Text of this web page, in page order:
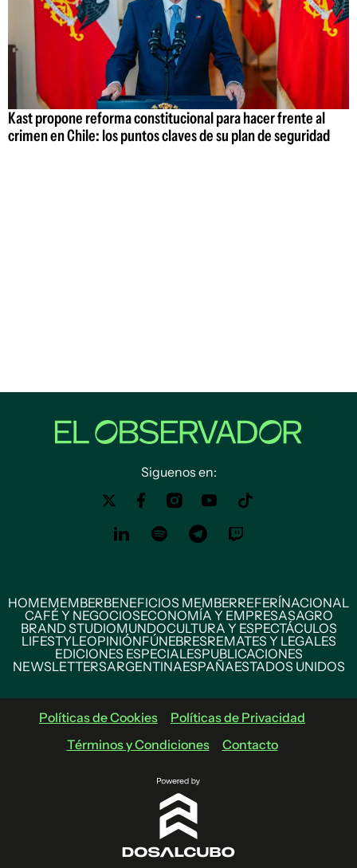
Kast propone reforma constitucional para hacer frente al
crimen en Chile: los puntos claves de su plan de seguridad
Siguenos en:
HOMEMEMBERBENEFICIOS MEMBERREFERÍNACIONAL
CAFÉ Y NEGOCIOSECONOMÍA Y EMPRESASAGRO
BRAND STUDIOMUNDOCULTURA Y ESPECTÁCULOS
LIFESTYLEOPINIÓNFÚNEBRESREMATES Y LEGALES
EDICIONES ESPECIALESPUBLICACIONES
NEWSLETTERSARGENTINAESPAÑAESTADOS UNIDOS
Políticas de Cookies
Políticas de Privacidad
Términos y Condiciones
Contacto